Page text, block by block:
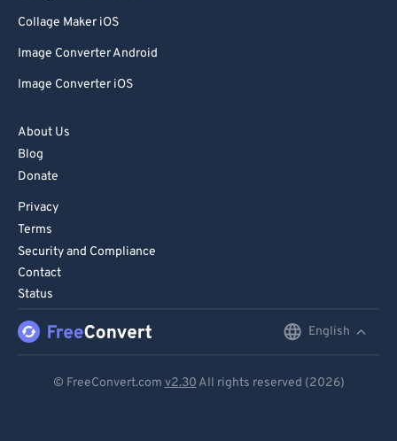
Collage Maker iOS
Image Converter Android
Image Converter iOS
About Us
Blog
Donate
Privacy
Terms
Security and Compliance
Contact
Status
English
© FreeConvert.com v2.30 All rights reserved (2026)